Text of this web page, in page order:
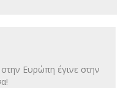
Ευρώπη έγινε στην